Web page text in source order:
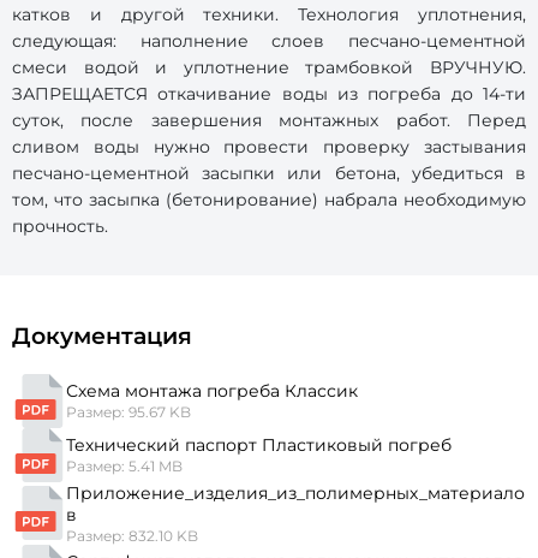
катков и другой техники. Технология уплотнения,
следующая: наполнение слоев песчано-цементной
смеси водой и уплотнение трамбовкой ВРУЧНУЮ.
ЗАПРЕЩАЕТСЯ откачивание воды из погреба до 14-ти
суток, после завершения монтажных работ. Перед
сливом воды нужно провести проверку застывания
песчано-цементной засыпки или бетона, убедиться в
том, что засыпка (бетонирование) набрала необходимую
прочность.
Документация
Схема монтажа погреба Классик
Размер: 95.67 KB
Технический паспорт Пластиковый погреб
Размер: 5.41 MB
Приложение_изделия_из_полимерных_материало
в
Размер: 832.10 KB